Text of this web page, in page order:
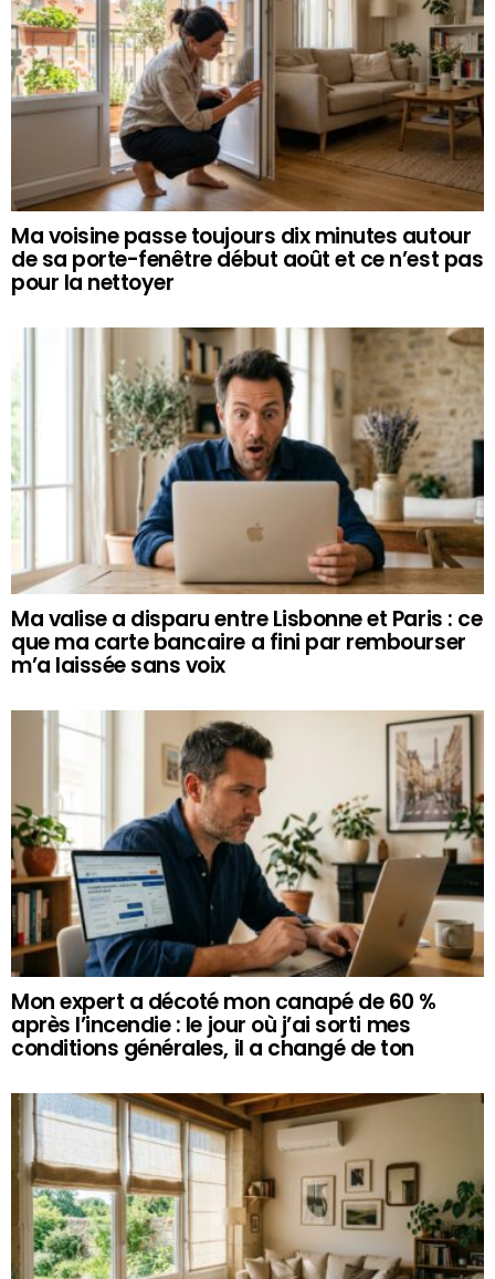
Ma voisine passe toujours dix minutes autour
de sa porte-fenêtre début août et ce n’est pas
pour la nettoyer
Ma valise a disparu entre Lisbonne et Paris : ce
que ma carte bancaire a fini par rembourser
m’a laissée sans voix
Mon expert a décoté mon canapé de 60 %
après l’incendie : le jour où j’ai sorti mes
conditions générales, il a changé de ton